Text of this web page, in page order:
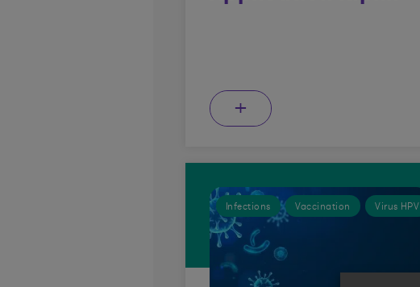
+
Infections Vaccination Virus HPV